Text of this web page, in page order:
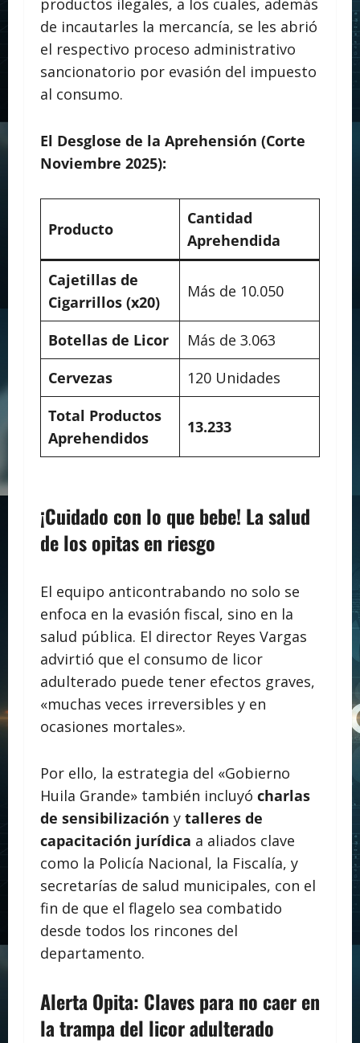
de incautarles la mercancía, se les abrió
el respectivo proceso administrativo
sancionatorio por evasión del impuesto
al consumo.
El Desglose de la Aprehensión (Corte
Noviembre 2025):
Producto
Cantidad
Aprehendida
Cajetillas de
Cigarrillos (x20)
Más de 10.050
Botellas de Licor
Más de 3.063
Cervezas
120 Unidades
Total Productos
Aprehendidos
13.233
¡Cuidado con lo que bebe! La salud
de los opitas en riesgo
El equipo anticontrabando no solo se
enfoca en la evasión fiscal, sino en la
salud pública. El director Reyes Vargas
advirtió que el consumo de licor
adulterado puede tener efectos graves,
«muchas veces irreversibles y en
ocasiones mortales».
Por ello, la estrategia del «Gobierno
Huila Grande» también incluyó charlas
de sensibilización y talleres de
capacitación jurídica a aliados clave
como la Policía Nacional, la Fiscalía, y
secretarías de salud municipales, con el
fin de que el flagelo sea combatido
desde todos los rincones del
departamento.
Alerta Opita: Claves para no caer en
la trampa del licor adulterado